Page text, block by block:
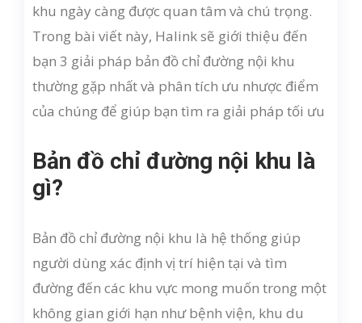
khu ngày càng được quan tâm và chú trọng.
Trong bài viết này, Halink sẽ giới thiệu đến
bạn 3 giải pháp bản đồ chỉ đường nội khu
thường gặp nhất và phân tích ưu nhược điểm
của chúng để giúp bạn tìm ra giải pháp tối ưu
Bản đồ chỉ đường nội khu là
gì?
Bản đồ chỉ đường nội khu là hệ thống giúp
người dùng xác định vị trí hiện tại và tìm
đường đến các khu vực mong muốn trong một
không gian giới hạn như bệnh viện, khu du